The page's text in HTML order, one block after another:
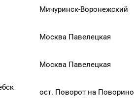
Мичуринск-Воронежский
Москва Павелецкая
Москва Павелецкая
ост. Поворот на Поворино